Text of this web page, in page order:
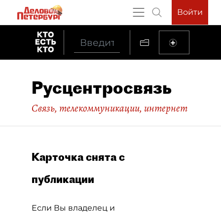
Войти
Русцентросвязь
Связь, телекоммуникации, интернет
Карточка снята с
публикации
Если Вы владелец и